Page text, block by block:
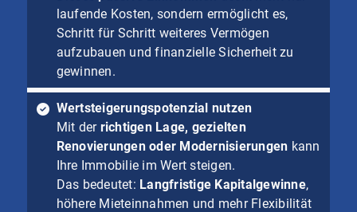
laufende Kosten, sondern ermöglicht es,
Schritt für Schritt weiteres Vermögen
aufzubauen und finanzielle Sicherheit zu
gewinnen.
Wertsteigerungspotenzial nutzen
Mit der richtigen Lage, gezielten
Renovierungen oder Modernisierungen kann
Ihre Immobilie im Wert steigen.
Das bedeutet: Langfristige Kapitalgewinne,
höhere Mieteinnahmen und mehr Flexibilität